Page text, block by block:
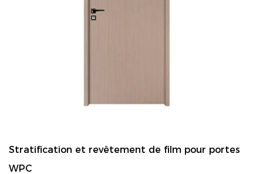
Stratification et revêtement de film pour portes
WPC